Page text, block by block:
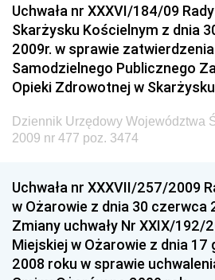
Elektronicznej
Dziennik Urzędowy Ministra
Administracji
Dziennik Urzędowy Ministra
Dziennik Urzędowy Ministra
Dziennik Urzędowy Ministra
Dziennik Urzędowy Głównego
Dziennik Urzędowy Ministra
Dziennik Urzędowy Ministra
Sportu
Uchwała nr XXXVI/184/09
Skarżysku Kościelnym z dnia
2009r. w sprawie
Samodzielnego Publicznego
Opieki Zdrowotnej w
Dziennik Urzędowy Województwa
2009 nr 477 poz. 3474
Uchwała nr XXXVII/257/2009
w Ożarowie z dnia 30 czerwca
Zmiany uchwały Nr XXIX/192/
Miejskiej w Ożarowie z dnia 17
2008 roku w sprawie